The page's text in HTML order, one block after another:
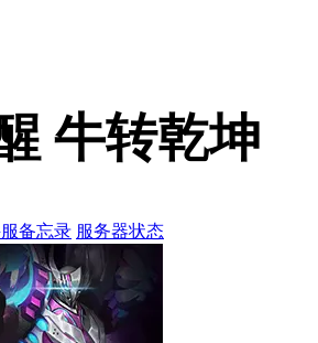
牛转乾坤
备忘录 服务器状态